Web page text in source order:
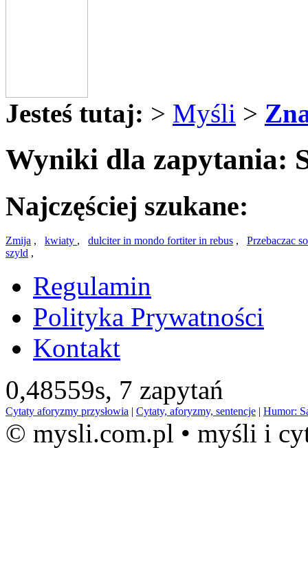
Jesteś tutaj: > Myśli >
Wyniki dla zapytania:
Najczęściej szukane:
Zmija , kwiaty , dulciter in mondo fortiter in rebus , Przebaczac
szyld ,
Regulamin
Polityka Prywatności
Kontakt
0,48559s, 7 zapytań
Cytaty aforyzmy przysłowia | Cytaty, aforyzmy, sentencje | Humor:
© mysli.com.pl • myśli i